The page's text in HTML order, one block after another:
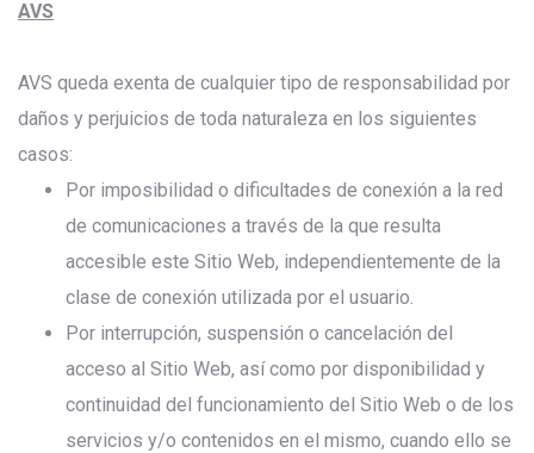
AVS
AVS queda exenta de cualquier tipo de responsabilidad por
daños y perjuicios de toda naturaleza en los siguientes
casos:
Por imposibilidad o dificultades de conexión a la red
de comunicaciones a través de la que resulta
accesible este Sitio Web, independientemente de la
clase de conexión utilizada por el usuario.
Por interrupción, suspensión o cancelación del
acceso al Sitio Web, así como por disponibilidad y
continuidad del funcionamiento del Sitio Web o de los
servicios y/o contenidos en el mismo, cuando ello se